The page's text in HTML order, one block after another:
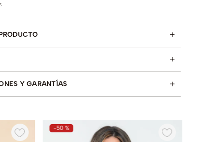
+
+
Y GARANTÍAS
+
-50 %